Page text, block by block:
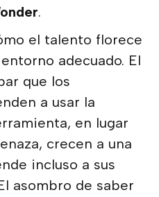
.
el talento florece
adecuado. El
que los
a usar la
en lugar
crecen a una
incluso a sus
asombro de saber